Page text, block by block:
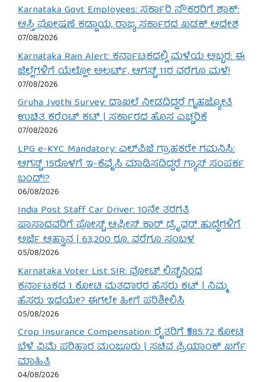
Karnataka Govt Employees: ಸರ್ಕಾರಿ ನೌಕರರಿಗೆ ಶಾಕ್:
ಆಸ್ತಿ ಘೋಷಣೆ ಕಡ್ಡಾಯ, ರಾಜ್ಯ ಸರ್ಕಾರದ ಖಡಕ್ ಆದೇಶ
07/08/2026
Karnataka Rain Alert: ಕರ್ನಾಟಕದಲ್ಲಿ ಮಳೆಯ ಅಬ್ಬರ: ಈ
ಜಿಲ್ಲೆಗಳಿಗೆ ಯೆಲ್ಲೋ ಅಲರ್ಟ್, ಆಗಸ್ಟ್ 11ರ ವರೆಗೂ ಮಳೆ!
07/08/2026
Gruha Jyothi Survey: ದಾಖಲೆ ನೀಡದಿದ್ದರೆ ಗೃಹಜ್ಯೋತಿ
ಉಚಿತ ಕರೆಂಟ್ ಕಟ್ | ಸರ್ಕಾರದ ಹೊಸ ಎಚ್ಚರಿಕೆ
07/08/2026
LPG e-KYC Mandatory: ಎಲ್‌ಪಿಜಿ ಗ್ರಾಹಕರೇ ಗಮನಿಸಿ:
ಆಗಸ್ಟ್ 15ರೊಳಗೆ ಇ-ಕೆವೈಸಿ ಮಾಡಿಸದಿದ್ದರೆ ಗ್ಯಾಸ್ ಸಂಪರ್ಕ
ಬಂದ್!?
06/08/2026
India Post Staff Car Driver: 10ನೇ ತರಗತಿ
ಪಾಸಾದವರಿಗೆ ಪೋಸ್ಟ್ ಆಫೀಸ್ ಕಾರ್ ಡ್ರೈವರ್ ಹುದ್ದೆಗಳಿಗೆ
ಅರ್ಜಿ ಆಹ್ವಾನ | 63,200 ರೂ. ವರೆಗೂ ಸಂಬಳ
05/08/2026
Karnataka Voter List SIR: ವೋಟ್ ಲಿಸ್ಟ್‌ನಿಂದ
ಕರ್ನಾಟಕದ 1 ಕೋಟಿ ಮತದಾರರ ಹೆಸರು ಕಟ್ | ನಿಮ್ಮ
ಹೆಸರು ಇದೆಯೇ? ಈಗಲೇ ಹೀಗೆ ಪರಿಶೀಲಿಸಿ
05/08/2026
Crop Insurance Compensation: ರೈತರಿಗೆ ₹585.72 ಕೋಟಿ
ಬೆಳೆ ವಿಮೆ ಪರಿಹಾರ ಮಂಜೂರು | ಸಚಿವ ಪ್ರಿಯಾಂಕ್ ಖರ್ಗೆ
ಮಾಹಿತಿ
04/08/2026